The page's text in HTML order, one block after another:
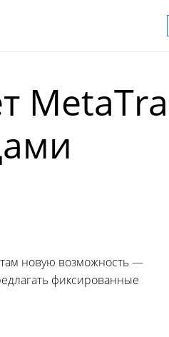
новую возможность —
фиксированные